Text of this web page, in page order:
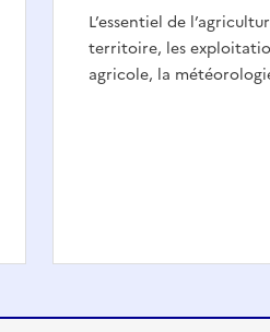
L’essentiel de
territoire, les
agricole, la